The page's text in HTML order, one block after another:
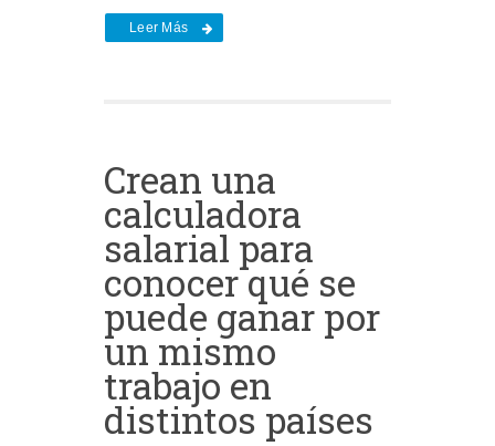
Leer Más
Crean una
calculadora
salarial para
conocer qué se
puede ganar por
un mismo
trabajo en
distintos países